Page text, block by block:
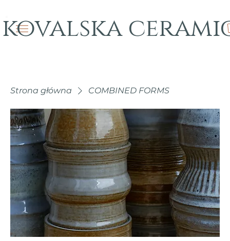
kovalska
Strona główna COMBINED FORMS